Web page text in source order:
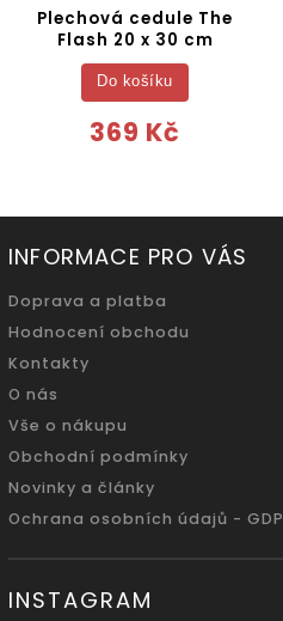
Plechová cedule The
Flash 20 x 30 cm
369 Kč
Do košíku
INFORMACE PRO VÁS
Doprava a platba
Hodnocení obchodu
Kontakty
O nás
Vše o nákupu
Obchodní podmínky
Novinky a články
Ochrana osobních údajů -
INSTAGRAM